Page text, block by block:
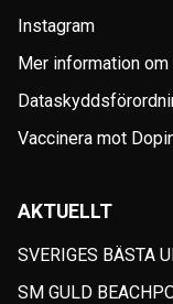
Instagram
Mer information
Vaccinera mot
AKTUELLT
SVERIGES BÄSTA
SM GULD